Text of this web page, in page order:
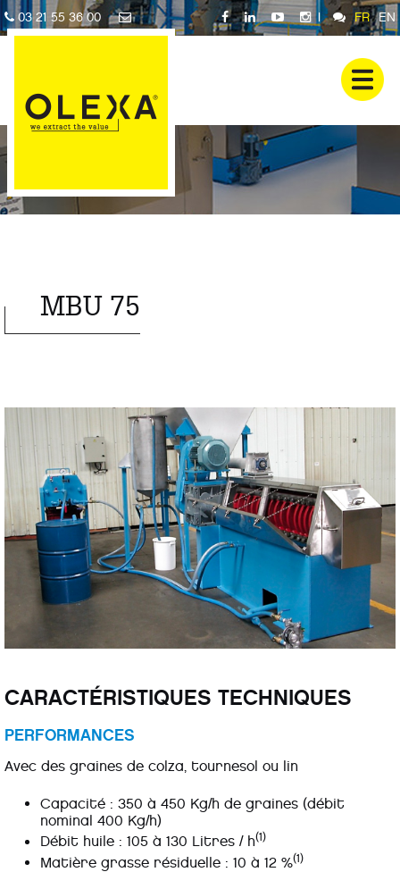
03 21 55 36 00 | FR EN
MBU 75
CARACTÉRISTIQUES TECHNIQUES
PERFORMANCES
Avec des graines de colza, tournesol ou lin
Capacité : 350 à 450 Kg/h de graines (débit
nominal 400 Kg/h)
Débit huile : 105 à 130 Litres / h(1)
Matière grasse résiduelle : 10 à 12 %(1)